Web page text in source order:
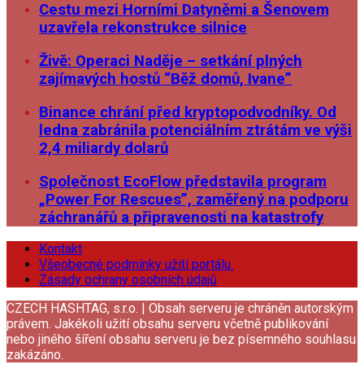
Cestu mezi Horními Datyněmi a Šenovem
uzavřela rekonstrukce silnice
Živě: Operaci Naděje – setkání plných
zajímavých hostů “Běž domů, Ivane”
Binance chrání před kryptopodvodníky. Od
ledna zabránila potenciálním ztrátám ve výši
2,4 miliardy dolarů
Společnost EcoFlow představila program
„Power For Rescues”, zaměřený na podporu
záchranářů a připravenosti na katastrofy
Kontakt
Všeobecné podmínky užití portálu
Zásady ochrany osobních údajů
CZECH HASHTAG, s.r.o. | Obsah serveru je chráněn autorským
právem. Jakékoli užití obsahu serveru včetně publikování
nebo jiného šíření obsahu serveru je bez písemného souhlasu
zakázáno.